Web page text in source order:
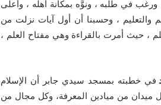
ورغب في طلبه ، ونوَّه بمكانة أهله ، وأعلى
والتعليم ، وحسبنا أن أول آيات نزلت من
حيث أمرت بالقراءة وهي مفتاح العلم ،
في خطبته بمسجد سيدي جابر أن الإسلام
ميدان من ميادين المعرفة، وكل مجال من